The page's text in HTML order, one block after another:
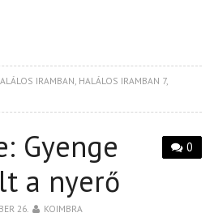
IRAMBAN HALÁLOS IRAMBAN 7,
0
Gyenge
a nyerő
26. KOIMBRA